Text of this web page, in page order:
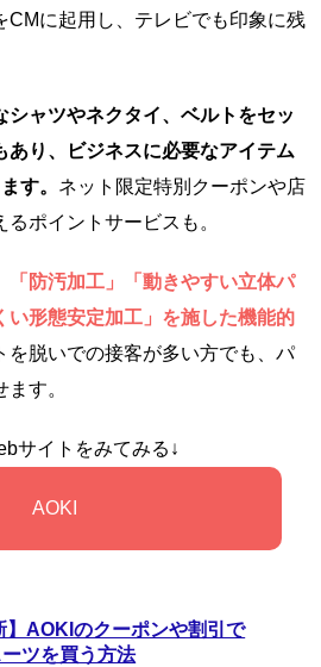
CMに起用し、テレビでも印象に残
シャツやネクタイ、ベルトをセッ
あり、ビジネスに必要なアイテム
す。 ネット限定特別クーポンや店
ポイントサービスも。
「防汚加工」「動きやすい立体パ
い形態安定加工」を施した機能的
を脱いでの接客が多い方でも、パ
す。
サイトをみてみる↓
AOKI
】AOKIのクーポンや割引で
ツを買う方法